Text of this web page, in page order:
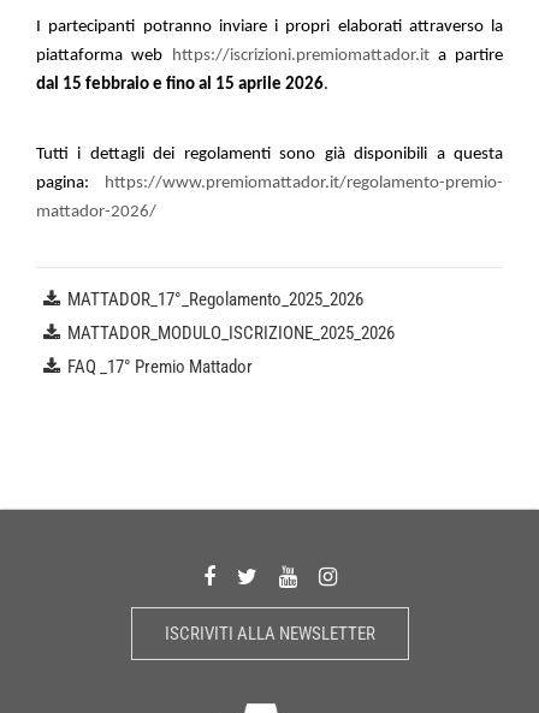
I partecipanti potranno inviare i propri elaborati attraverso la
piattaforma web https://iscrizioni.premiomattador.ita partire
dal 15 febbraio e fino al 15 aprile 2026.
Tutti i dettagli dei regolamenti sono già disponibili a questa
pagina: https://www.premiomattador.it/regolamento-premio-
mattador-2026/
MATTADOR_17°_Regolamento_2025_2026
MATTADOR_MODULO_ISCRIZIONE_2025_2026
FAQ _17° Premio Mattador
ISCRIVITI ALLA NEWSLETTER